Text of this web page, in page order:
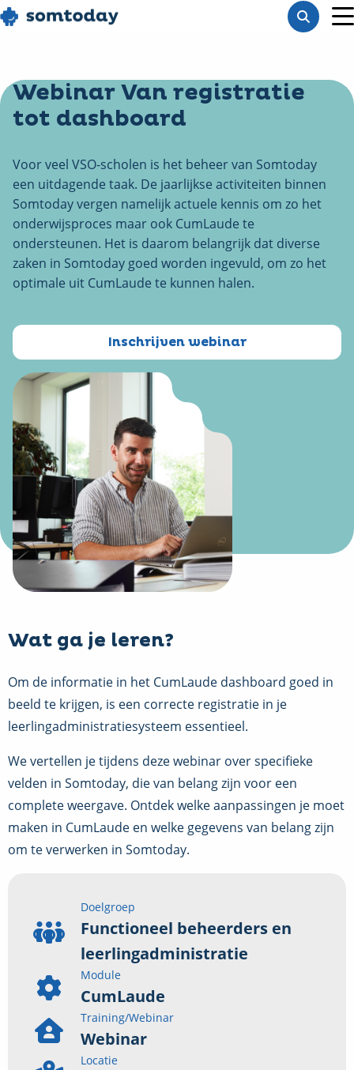
Go
to
Toon
Webinar Van registratie
tot dashboard
Voor veel VSO-scholen is het beheer van Somtoday
een uitdagende taak. De jaarlijkse activiteiten binnen
Somtoday vergen namelijk actuele kennis om zo het
onderwijsproces maar ook CumLaude te
ondersteunen. Het is daarom belangrijk dat diverse
zaken in Somtoday goed worden ingevuld, om zo het
optimale uit CumLaude te kunnen halen.
Inschrijven webinar
Wat ga je leren?
Om de informatie in het CumLaude dashboard goed in
beeld te krijgen, is een correcte registratie in je
leerlingadministratiesysteem essentieel.
We vertellen je tijdens deze webinar over specifieke
velden in Somtoday, die van belang zijn voor een
complete weergave. Ontdek welke aanpassingen je moet
maken in CumLaude en welke gegevens van belang zijn
om te verwerken in Somtoday.
Doelgroep
Functioneel beheerders en
leerlingadministratie
Module
CumLaude
Training/Webinar
Webinar
Locatie